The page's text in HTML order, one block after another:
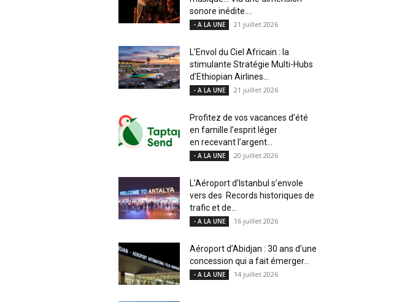
sonore inédite....
- A LA UNE 21 juillet 2026
L’Envol du Ciel Africain : la
stimulante Stratégie Multi-Hubs
d’Ethiopian Airlines...
- A LA UNE 21 juillet 2026
Profitez de vos vacances d’été
en famille l’esprit léger
en recevant l’argent...
- A LA UNE 20 juillet 2026
L’Aéroport d’Istanbul s’envole
vers des Records historiques de
trafic et de...
- A LA UNE 16 juillet 2026
Aéroport d’Abidjan : 30 ans d’une
concession qui a fait émerger...
- A LA UNE 14 juillet 2026